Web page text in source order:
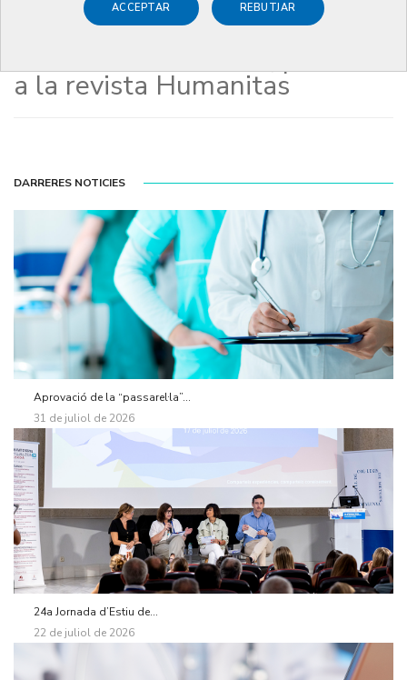
ACCEPTAR REBUTJAR
10 DE JULIOL DE 2009
Article “El médico enfermo”
del Dr. Jaume Padrós, publicat
a la revista Humanitas
DARRERES NOTICIES
Aprovació de la “passarel·la”...
31 de juliol de 2026
24a Jornada d’Estiu de...
22 de juliol de 2026